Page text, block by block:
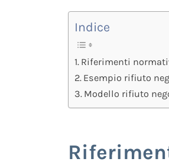
Indice
Riferimenti
Esempio rifiuto
Modello rifiuto